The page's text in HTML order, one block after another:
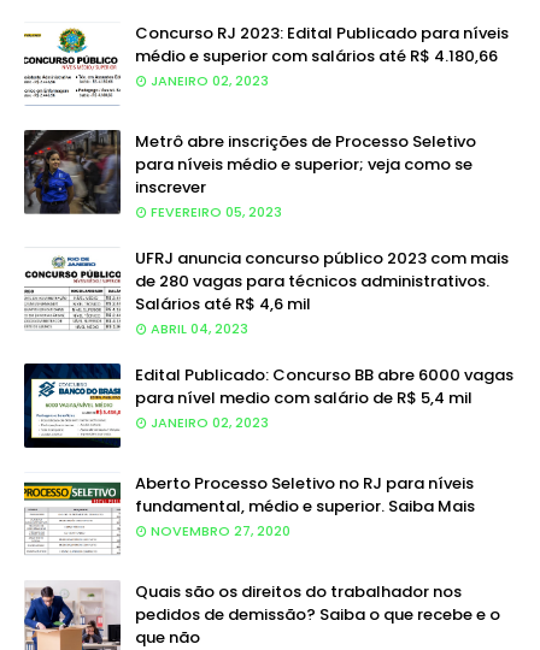
Concurso RJ 2023: Edital Publicado para níveis
médio e superior com salários até R$ 4.180,66
JANEIRO 02, 2023
Metrô abre inscrições de Processo Seletivo
para níveis médio e superior; veja como se
inscrever
FEVEREIRO 05, 2023
UFRJ anuncia concurso público 2023 com mais
de 280 vagas para técnicos administrativos.
Salários até R$ 4,6 mil
ABRIL 04, 2023
Edital Publicado: Concurso BB abre 6000 vagas
para nível medio com salário de R$ 5,4 mil
JANEIRO 02, 2023
Aberto Processo Seletivo no RJ para níveis
fundamental, médio e superior. Saiba Mais
NOVEMBRO 27, 2020
Quais são os direitos do trabalhador nos
pedidos de demissão? Saiba o que recebe e o
que não